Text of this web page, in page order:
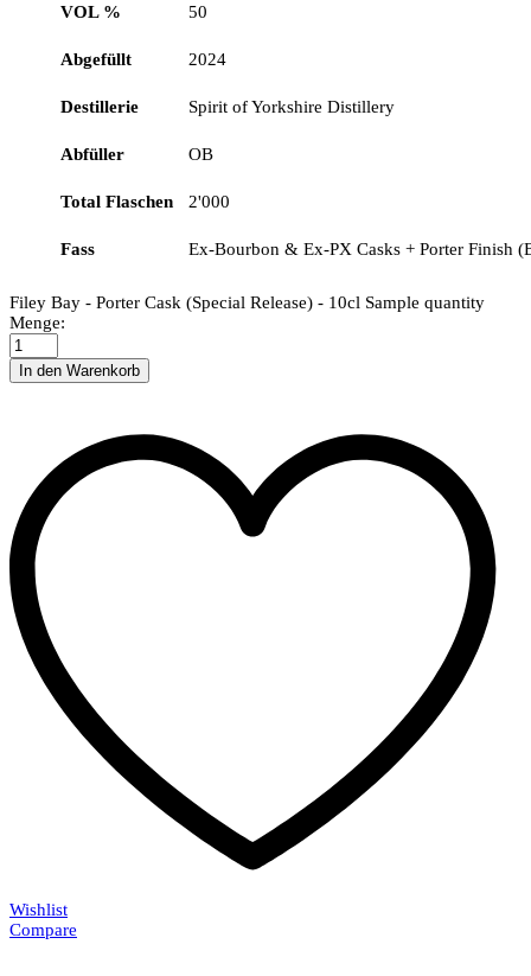
VOL % 50
Abgefüllt 2024
Destillerie Spirit of Yorkshire Distillery
Abfüller OB
Total Flaschen 2'000
Fass Ex-Bourbon & Ex-PX Casks + Porter Finish
Filey Bay - Porter Cask (Special Release) - 10cl Sample quantity
Menge:
In den Warenkorb
Wishlist
Compare